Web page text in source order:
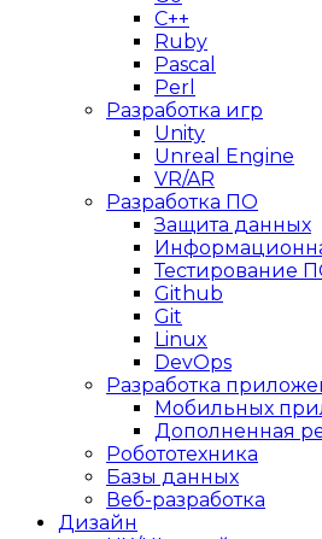
C++
Ruby
Pascal
Perl
Разработка игр
Unity
Unreal Engine
VR/AR
Разработка ПО
Защита данных
Тестирование
Github
Git
Linux
DevOps
Разработка
Мобильных
Дополненная
Робототехника
Базы данных
Веб-разработка
Дизайн